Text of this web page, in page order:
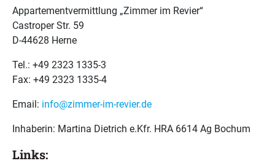
Appartementvermittlung „Zimmer im Revier“
Castroper Str. 59
D-44628 Herne
Tel.: +49 2323 1335-3
Fax: +49 2323 1335-4
Email: info@zimmer-im-revier.de
Inhaberin: Martina Dietrich e.Kfr. HRA 6614 Ag Bochum
Links: